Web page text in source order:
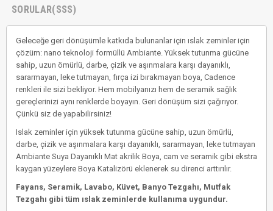
SORULAR(SSS)
Geleceğe geri dönüşümle katkıda bulunanlar için ıslak zeminler için
çözüm: nano teknoloji formüllü Ambiante. Yüksek tutunma gücüne
sahip, uzun ömürlü, darbe, çizik ve aşınmalara karşı dayanıklı,
sararmayan, leke tutmayan, fırça izi bırakmayan boya, Cadence
renkleri ile sizi bekliyor. Hem mobilyanızı hem de seramik sağlık
gereçlerinizi aynı renklerde boyayın. Geri dönüşüm sizi çağırıyor.
Çünkü siz de yapabilirsiniz!
Islak zeminler için yüksek tutunma gücüne sahip, uzun ömürlü,
darbe, çizik ve aşınmalara karşı dayanıklı, sararmayan, leke tutmayan
Ambiante Suya Dayanıklı Mat akrilik Boya, cam ve seramik gibi ekstra
kaygan yüzeylere Boya Katalizörü eklenerek su direnci arttırılır.
Fayans, Seramik, Lavabo, Küvet, Banyo Tezgahı, Mutfak
Tezgahı gibi tüm ıslak zeminlerde kullanıma uygundur.